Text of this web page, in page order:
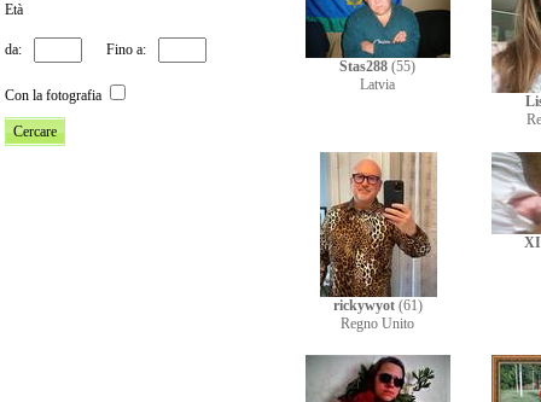
Età
da: Fino a:
Con la fotografia
Stas288 (55)
Latvia
rickywyot (61)
Regno Unito